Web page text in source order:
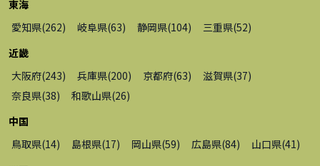
東海
愛知県(262) 岐阜県(63) 静岡県(104) 三重県(52)
近畿
大阪府(243) 兵庫県(200) 京都府(63) 滋賀県(37)
奈良県(38) 和歌山県(26)
中国
鳥取県(14) 島根県(17) 岡山県(59) 広島県(84) 山口県(41)